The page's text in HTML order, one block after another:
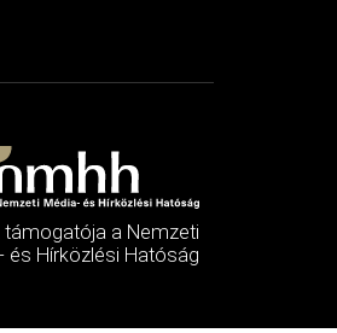
támogatója a Nemzeti
és Hírközlési Hatóság